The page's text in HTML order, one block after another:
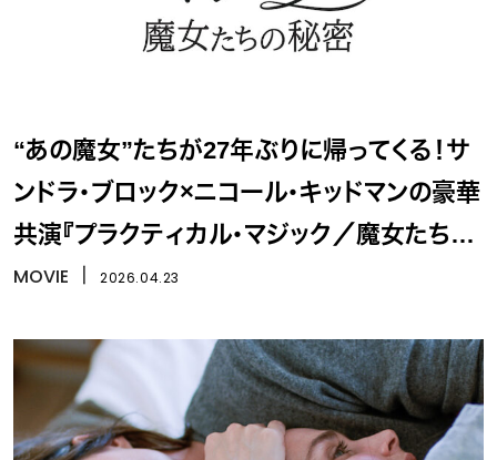
“あの魔女”たちが27年ぶりに帰ってくる！サ
ンドラ・ブロック×ニコール・キッドマンの豪華
共演『プラクティカル・マジック／魔女たちの
秘密』
MOVIE 2026.04.23